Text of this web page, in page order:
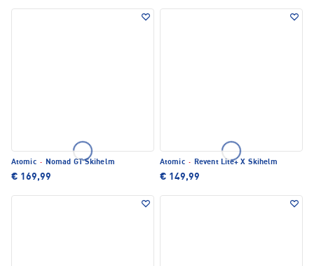
Atomic · Nomad GT Skihelm
€ 169,99
Atomic · Revent Lite+ X Skihelm
€ 149,99